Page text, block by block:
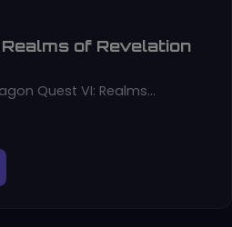
of Revelation
Quest VI: Realms…